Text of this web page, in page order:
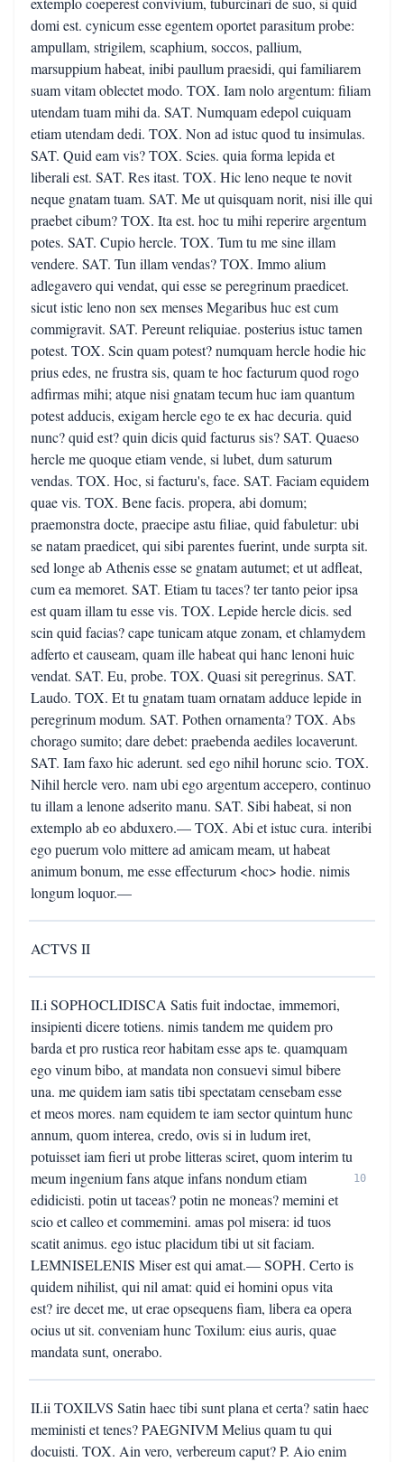
domi est. cynicum esse egentem oportet parasitum probe:
ampullam, strigilem, scaphium, soccos, pallium,
marsuppium habeat, inibi paullum praesidi, qui familiarem
suam vitam oblectet modo. TOX. Iam nolo argentum: filiam
utendam tuam mihi da. SAT. Numquam edepol cuiquam
etiam utendam dedi. TOX. Non ad istuc quod tu insimulas.
SAT. Quid eam vis? TOX. Scies. quia forma lepida et
liberali est. SAT. Res itast. TOX. Hic leno neque te novit
neque gnatam tuam. SAT. Me ut quisquam norit, nisi ille qui
praebet cibum? TOX. Ita est. hoc tu mihi reperire argentum
potes. SAT. Cupio hercle. TOX. Tum tu me sine illam
vendere. SAT. Tun illam vendas? TOX. Immo alium
adlegavero qui vendat, qui esse se peregrinum praedicet.
sicut istic leno non sex menses Megaribus huc est cum
commigravit. SAT. Pereunt reliquiae. posterius istuc tamen
potest. TOX. Scin quam potest? numquam hercle hodie hic
prius edes, ne frustra sis, quam te hoc facturum quod rogo
adfirmas mihi; atque nisi gnatam tecum huc iam quantum
potest adducis, exigam hercle ego te ex hac decuria. quid
nunc? quid est? quin dicis quid facturus sis? SAT. Quaeso
hercle me quoque etiam vende, si lubet, dum saturum
vendas. TOX. Hoc, si facturu's, face. SAT. Faciam equidem
quae vis. TOX. Bene facis. propera, abi domum;
praemonstra docte, praecipe astu filiae, quid fabuletur: ubi
se natam praedicet, qui sibi parentes fuerint, unde surpta sit.
sed longe ab Athenis esse se gnatam autumet; et ut adfleat,
cum ea memoret. SAT. Etiam tu taces? ter tanto peior ipsa
est quam illam tu esse vis. TOX. Lepide hercle dicis. sed
scin quid facias? cape tunicam atque zonam, et chlamydem
adferto et causeam, quam ille habeat qui hanc lenoni huic
vendat. SAT. Eu, probe. TOX. Quasi sit peregrinus. SAT.
Laudo. TOX. Et tu gnatam tuam ornatam adduce lepide in
peregrinum modum. SAT. Pothen ornamenta? TOX. Abs
chorago sumito; dare debet: praebenda aediles locaverunt.
SAT. Iam faxo hic aderunt. sed ego nihil horunc scio. TOX.
Nihil hercle vero. nam ubi ego argentum accepero, continuo
tu illam a lenone adserito manu. SAT. Sibi habeat, si non
extemplo ab eo abduxero.— TOX. Abi et istuc cura. interibi
ego puerum volo mittere ad amicam meam, ut habeat
animum bonum, me esse effecturum <hoc> hodie. nimis
longum loquor.—
ACTVS II
II.i SOPHOCLIDISCA Satis fuit indoctae, immemori,
insipienti dicere totiens. nimis tandem me quidem pro
barda et pro rustica reor habitam esse aps te. quamquam
ego vinum bibo, at mandata non consuevi simul bibere
una. me quidem iam satis tibi spectatam censebam esse
et meos mores. nam equidem te iam sector quintum hunc
annum, quom interea, credo, ovis si in ludum iret,
potuisset iam fieri ut probe litteras sciret, quom interim tu
meum ingenium fans atque infans nondum etiam
edidicisti. potin ut taceas? potin ne moneas? memini et
scio et calleo et commemini. amas pol misera: id tuos
scatit animus. ego istuc placidum tibi ut sit faciam.
LEMNISELENIS Miser est qui amat.— SOPH. Certo is
quidem nihilist, qui nil amat: quid ei homini opus vita
est? ire decet me, ut erae opsequens fiam, libera ea opera
ocius ut sit. conveniam hunc Toxilum: eius auris, quae
mandata sunt, onerabo.
10
II.ii TOXILVS Satin haec tibi sunt plana et certa? satin haec
meministi et tenes? PAEGNIVM Melius quam tu qui
docuisti. TOX. Ain vero, verbereum caput? P. Aio enim